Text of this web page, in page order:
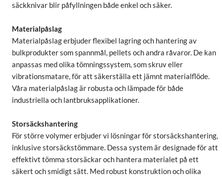
säckknivar blir påfyllningen både enkel och säker.
Materialpåslag
Materialpåslag erbjuder flexibel lagring och hantering av
bulkprodukter som spannmål, pellets och andra råvaror. De kan
anpassas med olika tömningssystem, som skruv eller
vibrationsmatare, för att säkerställa ett jämnt materialflöde.
Våra materialpåslag är robusta och lämpade för både
industriella och lantbruksapplikationer.
Storsäckshantering
För större volymer erbjuder vi lösningar för storsäckshantering,
inklusive storsäckstömmare. Dessa system är designade för att
effektivt tömma storsäckar och hantera materialet på ett
säkert och smidigt sätt. Med robust konstruktion och olika